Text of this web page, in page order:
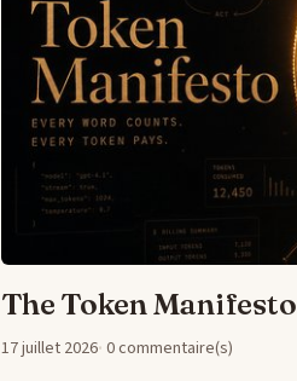
The Token Manifesto
17 juillet 2026 0 commentaire(s)